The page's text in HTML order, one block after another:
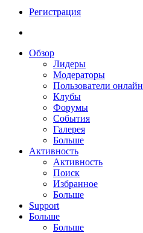
Регистрация
Обзор
Лидеры
Модераторы
Пользователи онлайн
Клубы
Форумы
События
Галерея
Больше
Активность
Активность
Поиск
Избранное
Больше
Support
Больше
Больше